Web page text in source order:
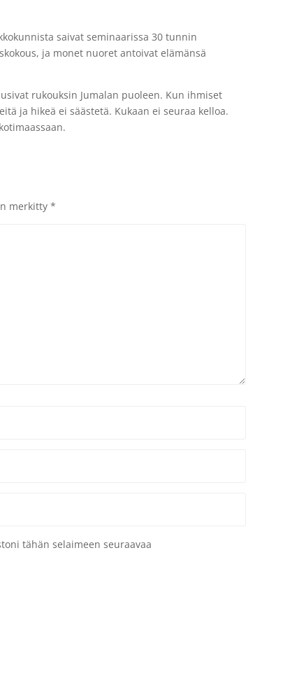
saivat seminaarissa 30 tunnin
ja monet nuoret antoivat elämänsä
rukouksin Jumalan puoleen. Kun ihmiset
ja hikeä ei säästetä. Kukaan ei seuraa kelloa.
merkitty*
tähän selaimeen seuraavaa